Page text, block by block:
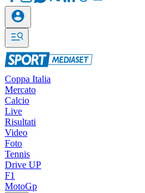
Coppa Italia
Mercato
Calcio
Live
Risultati
Video
Foto
Tennis
Drive UP
F1
MotoGp